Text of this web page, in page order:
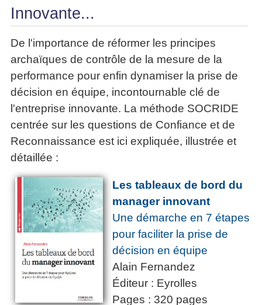
Innovante...
De l'importance de réformer les principes
archaïques de contrôle de la mesure de la
performance pour enfin dynamiser la prise de
décision en équipe, incontournable clé de
l'entreprise innovante. La méthode SOCRIDE
centrée sur les questions de Confiance et de
Reconnaissance est ici expliquée, illustrée et
détaillée :
Les tableaux de bord du
manager innovant
Une démarche en 7 étapes
pour faciliter la prise de
décision en équipe
Alain Fernandez
Éditeur : Eyrolles
Pages : 320 pages